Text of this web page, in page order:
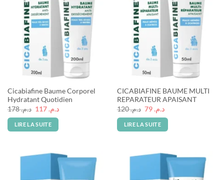
Rupture de stock
Cicabiafine Baume Corporel
Hydratant Quotidien
د.م.178
Le
initial
était :
د.م.117
Le
actuel
est :
LIRE LA SUITE
Rupture de stock
CICABIAFINE BAUME MULTI
REPARATEUR APAISANT
د.م.120
Le
prix
initial
était :
د.م.79
Le
actuel
est :
LIRE LA SUITE